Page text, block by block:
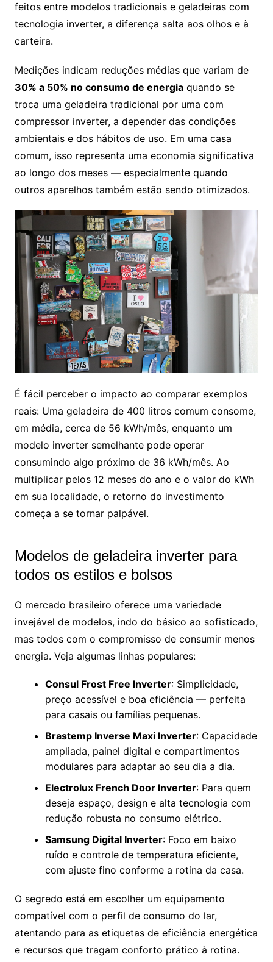
feitos entre modelos tradicionais e geladeiras com
tecnologia inverter, a diferença salta aos olhos e à
carteira.
Medições indicam reduções médias que variam de
30% a 50% no consumo de energiaquando se
troca uma geladeira tradicional por uma com
compressor inverter, a depender das condições
ambientais e dos hábitos de uso. Em uma casa
comum, isso representa uma economia significativa
ao longo dos meses — especialmente quando
outros aparelhos também estão sendo otimizados.
É fácil perceber o impacto ao comparar exemplos
reais: Uma geladeira de 400 litros comum consome,
em média, cerca de 56 kWh/mês, enquanto um
modelo inverter semelhante pode operar
consumindo algo próximo de 36 kWh/mês. Ao
multiplicar pelos 12 meses do ano e o valor do kWh
em sua localidade, o retorno do investimento
começa a se tornar palpável.
Modelos de geladeira inverter para
todos os estilos e bolsos
O mercado brasileiro oferece uma variedade
invejável de modelos, indo do básico ao sofisticado,
mas todos com o compromisso de consumir menos
energia. Veja algumas linhas populares:
Consul Frost Free Inverter: Simplicidade,
preço acessível e boa eficiência — perfeita
para casais ou famílias pequenas.
Brastemp Inverse Maxi Inverter: Capacidade
ampliada, painel digital e compartimentos
modulares para adaptar ao seu dia a dia.
Electrolux French Door Inverter: Para quem
deseja espaço, design e alta tecnologia com
redução robusta no consumo elétrico.
Samsung Digital Inverter: Foco em baixo
ruído e controle de temperatura eficiente,
com ajuste fino conforme a rotina da casa.
O segredo está em escolher um equipamento
compatível com o perfil de consumo do lar,
atentando para as etiquetas de eficiência energética
e recursos que tragam conforto prático à rotina.